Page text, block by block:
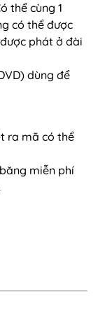
thể cùng 1
có thể được
phát ở đài
dùng để
ra mã có thể
miễn phí